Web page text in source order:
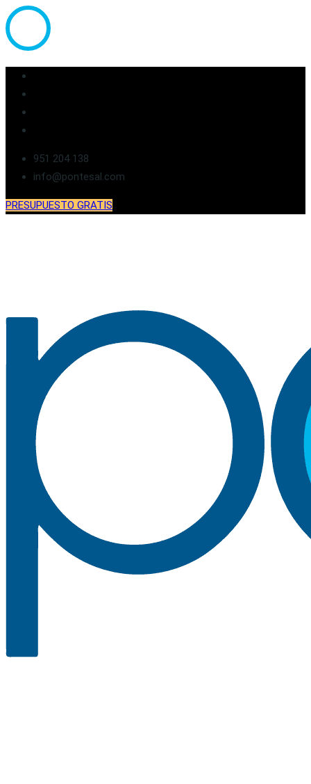
951 204 138
info@pontesal.com
PRESUPUESTO GRATIS